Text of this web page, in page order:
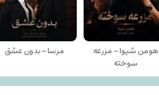
هومن شیوا - مزرعه
سوخته
مرسا - بدون عشق